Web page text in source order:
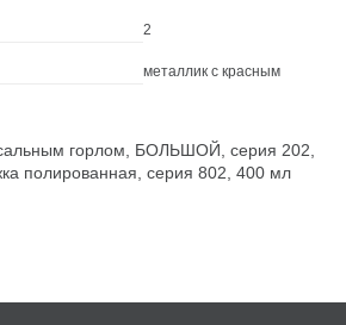
2
металлик с красным
горлом, БОЛЬШОЙ, серия 202,
полированная, серия 802, 400 мл